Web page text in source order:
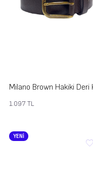
1.097TL
YENİ